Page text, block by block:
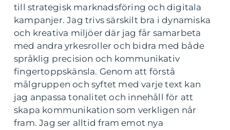
till strategisk marknadsföring och digitala
kampanjer. Jag trivs särskilt bra i dynamiska
och kreativa miljöer där jag får samarbeta
med andra yrkesroller och bidra med både
språklig precision och kommunikativ
fingertoppskänsla. Genom att förstå
målgruppen och syftet med varje text kan
jag anpassa tonalitet och innehåll för att
skapa kommunikation som verkligen når
fram. Jag ser alltid fram emot nya